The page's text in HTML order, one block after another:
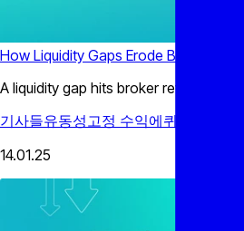
How Liquidity Gaps Erode Broker
A liquidity gap hits broker revenue
기사들유동성 고정 수익에퀴테스
14.01.25